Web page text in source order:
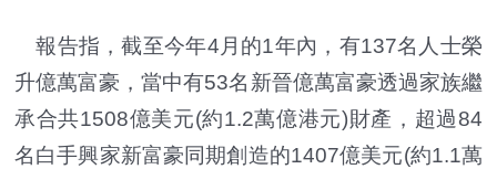
報告指，截至今年4月的1年內，有137名人士榮
升億萬富豪，當中有53名新晉億萬富豪透過家族繼
承合共1508億美元(約1.2萬億港元)財產，超過84
名白手興家新富豪同期創造的1407億美元(約1.1萬